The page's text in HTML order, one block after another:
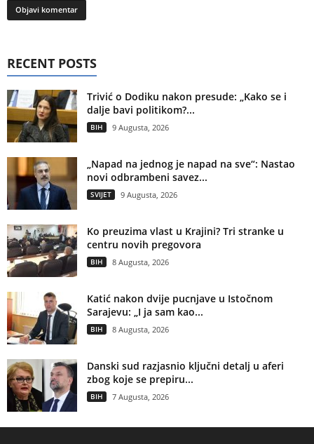
RECENT POSTS
Trivić o Dodiku nakon presude: „Kako se i
dalje bavi politikom?...
BIH 9 Augusta, 2026
„Napad na jednog je napad na sve“: Nastao
novi odbrambeni savez...
SVIJET 9 Augusta, 2026
Ko preuzima vlast u Krajini? Tri stranke u
centru novih pregovora
BIH 8 Augusta, 2026
Katić nakon dvije pucnjave u Istočnom
Sarajevu: „I ja sam kao...
BIH 8 Augusta, 2026
Danski sud razjasnio ključni detalj u aferi
zbog koje se prepiru...
BIH 7 Augusta, 2026